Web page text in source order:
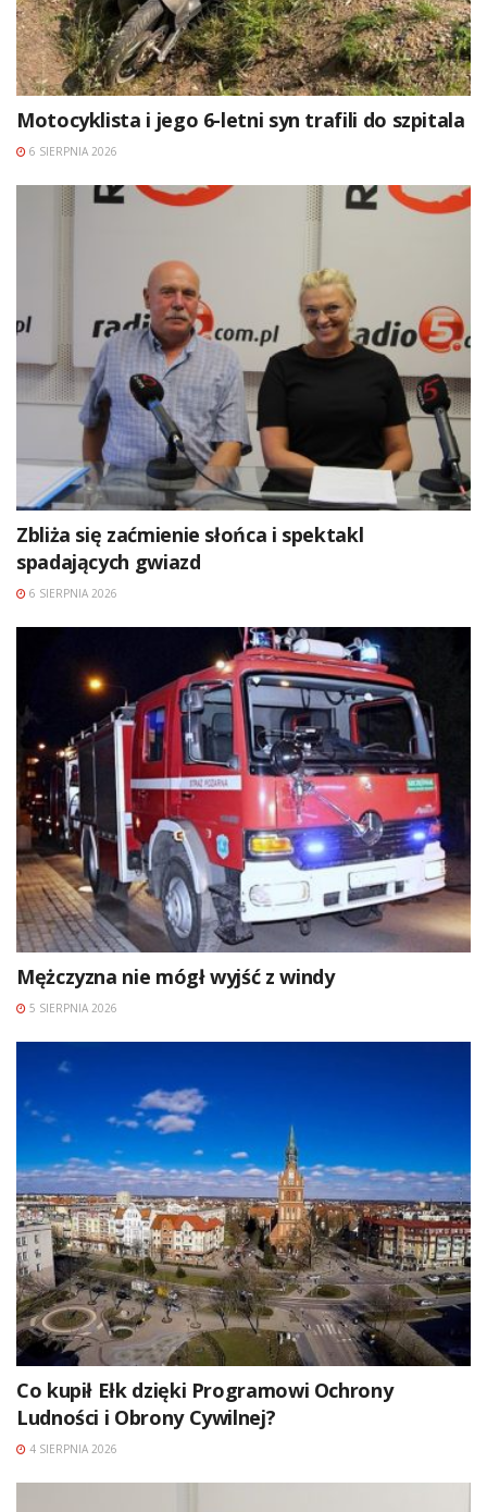
Motocyklista i jego 6-letni syn trafili do szpitala
6 SIERPNIA 2026
Zbliża się zaćmienie słońca i spektakl
spadających gwiazd
6 SIERPNIA 2026
Mężczyzna nie mógł wyjść z windy
5 SIERPNIA 2026
Co kupił Ełk dzięki Programowi Ochrony
Ludności i Obrony Cywilnej?
4 SIERPNIA 2026